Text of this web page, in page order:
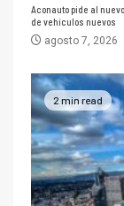
Aconauto pide al
de vehículos nuevos
agosto 7, 2026
2 min read